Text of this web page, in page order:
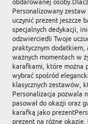
obdarowanej
Personalizowany
uczynić prezent jeszcze
specjalnych dedykacji,
odzwierciedli Twoje
praktycznym dodatkiem,
ważnych momentach w
karafkami, które można
wybrać spośród
klasycznych zestawów,
Personalizacja pozwala
pasował do okazji oraz
karafką jako
prezent na różne